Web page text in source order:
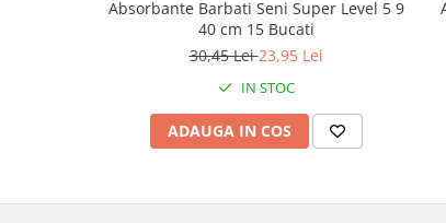
Absorbante Barbati Seni Super Level 5 9
40 cm 15 Bucati
30,45 Lei23,95 Lei
IN STOC
ADAUGA IN COS